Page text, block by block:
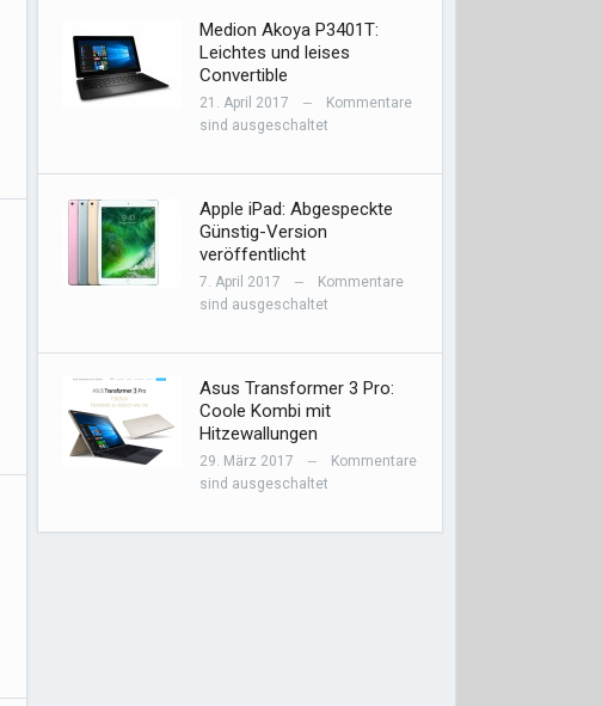
Medion Akoya P3401T:
Leichtes und leises
Convertible
21. April 2017 —
Kommentare
sind ausgeschaltet
Apple iPad: Abgespeckte
Günstig-Version
veröffentlicht
7. April 2017 —
Kommentare
sind ausgeschaltet
Asus Transformer 3 Pro:
Coole Kombi mit
Hitzewallungen
29. März 2017 —
Kommentare
sind ausgeschaltet